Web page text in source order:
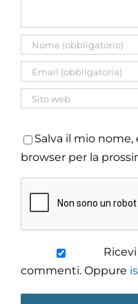
Salva il mio
browser per la
commenti. Oppure